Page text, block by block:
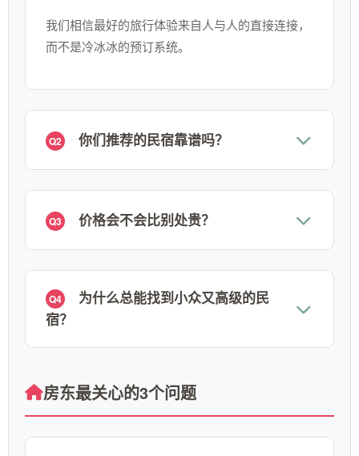
我们相信最好的旅行体验来自人与人的直接连接，
而不是冷冰冰的预订系统。
Q2 你们推荐的民宿靠谱吗？
Q3 价格会不会比别处贵？
Q4
为什么总能找到小众又高级的民
宿？
房东最关心的3个问题